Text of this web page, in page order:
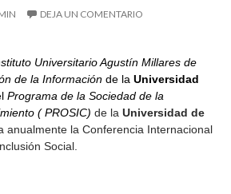
DEJA UN COMENTARIO
Universitario Agustín Millares de
de la Información de la Universidad
Programa de la Sociedad de la
(PROSIC) de la Universidad de
anualmente la Conferencia Internacional
Social.